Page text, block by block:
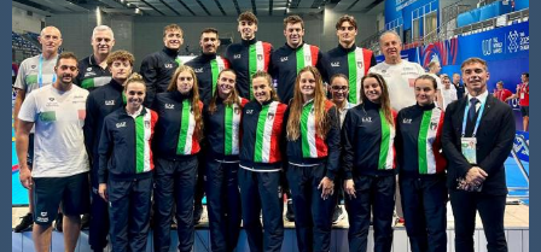
Archivio News
Flash News
Galleria fotografica